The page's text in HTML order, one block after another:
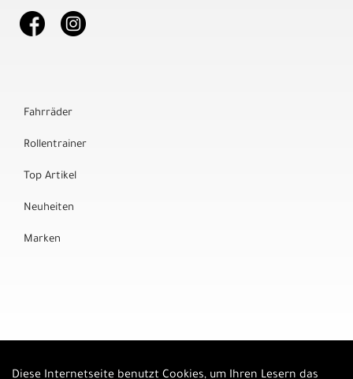
Fahrräder
Rollentrainer
Top Artikel
Neuheiten
Marken
Diese Internetseite benutzt Cookies, um Ihren Lesern das